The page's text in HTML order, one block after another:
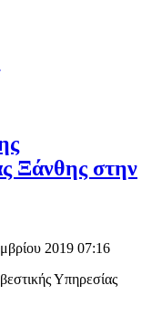
Ξάνθης στην
2019 07:16
Υπηρεσίας